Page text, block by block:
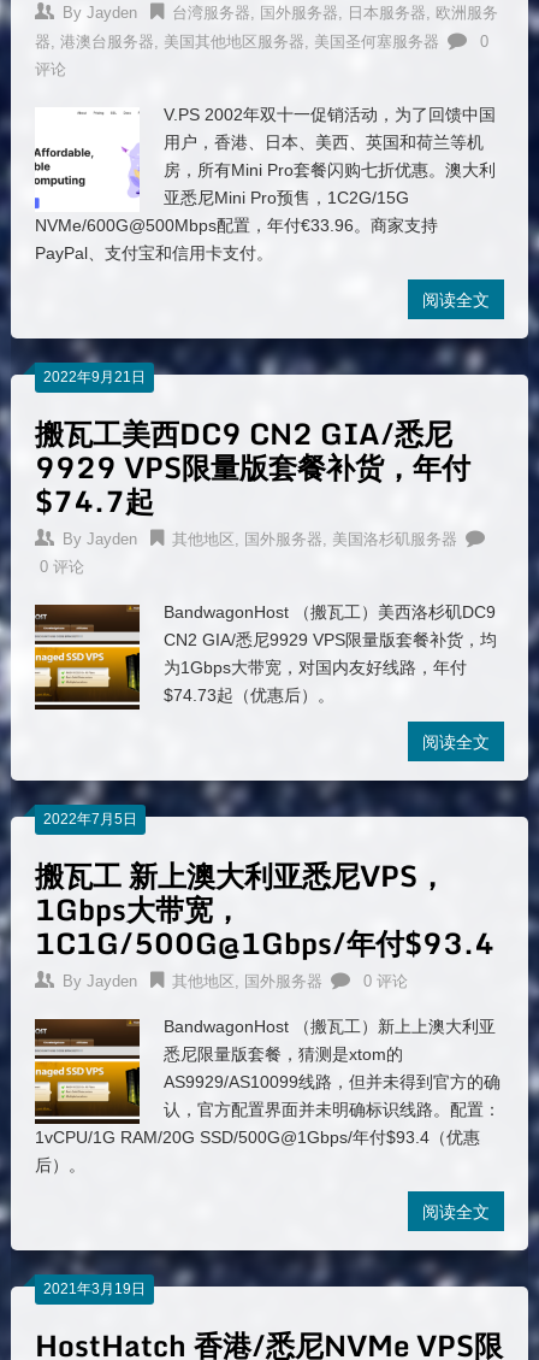
By Jayden 台湾服务器, 国外服务器, 日本服务器, 欧洲服务
器, 港澳台服务器, 美国其他地区服务器, 美国圣何塞服务器
0
评论
V.PS 2002年双十一促销活动，为了回馈中国
用户，香港、日本、美西、英国和荷兰等机
房，所有Mini Pro套餐闪购七折优惠。澳大利
亚悉尼Mini Pro预售，1C2G/15G
NVMe/600G@500Mbps配置，年付€33.96。商家支持
PayPal、支付宝和信用卡支付。
阅读全文
2022年9月21日
搬瓦工美西DC9 CN2 GIA/悉尼
9929 VPS限量版套餐补货，年付
$74.7起
By Jayden 其他地区, 国外服务器, 美国洛杉矶服务器
0 评论
BandwagonHost （搬瓦工）美西洛杉矶DC9
CN2 GIA/悉尼9929 VPS限量版套餐补货，均
为1Gbps大带宽，对国内友好线路，年付
$74.73起（优惠后）。
阅读全文
2022年7月5日
搬瓦工 新上澳大利亚悉尼VPS，
1Gbps大带宽，
1C1G/500G@1Gbps/年付$93.4
By Jayden 其他地区, 国外服务器 0 评论
BandwagonHost （搬瓦工）新上上澳大利亚
悉尼限量版套餐，猜测是xtom的
AS9929/AS10099线路，但并未得到官方的确
认，官方配置界面并未明确标识线路。配置：
1vCPU/1G RAM/20G SSD/500G@1Gbps/年付$93.4（优惠
后）。
阅读全文
2021年3月19日
HostHatch 香港/悉尼NVMe VPS限